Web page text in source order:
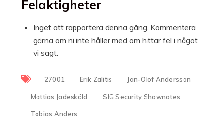
Felaktigheter
Inget att rapportera denna gång. Kommentera
gärna om ni inte håller med omhittar fel i något
vi sagt.
27001 Erik Zalitis Jan-Olof Andersson
Mattias Jadesköld SIG Security Shownotes
Tobias Anders